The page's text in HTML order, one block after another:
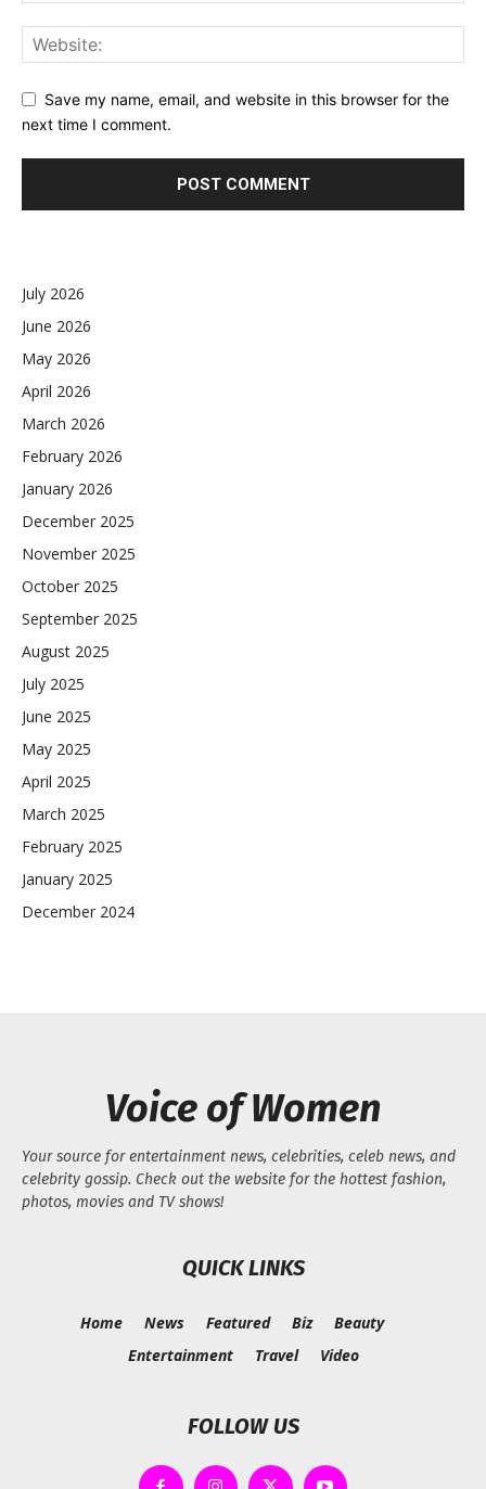
Save my name, email, and website in this browser for the
next time I comment.
July 2026
June 2026
May 2026
April 2026
March 2026
February 2026
January 2026
December 2025
November 2025
October 2025
September 2025
August 2025
July 2025
June 2025
May 2025
April 2025
March 2025
February 2025
January 2025
December 2024
Voice of Women
Your source for entertainment news, celebrities, celeb news, and
celebrity gossip. Check out the website for the hottest fashion,
photos, movies and TV shows!
QUICK LINKS
Home News Featured Biz
Beauty
Entertainment
Travel Video
FOLLOW US